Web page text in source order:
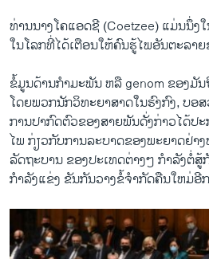
ທ່ານ​ນາງໂຄ​ແອດ​ຊີ (Coetzee) ແມ່ນນຶ່
ໃນໂລກທີ່ໄດ້ເຕືອນໃຫ້​ຄົນ​ຮູ້​ໄພ​ອັນ​ຕະ​ລາ
ຂໍ້ມູນດ້ານ​ກຳ​ມະ​ພັນ​ ຫລື genom ຂອງມັ
ໂດຍພວກນັກວິທະຍາສາດໃນຮົງກົງ, ບອ
ການປາກົດຕົວຂອງ​ສາຍ​ພັນດັ່ງກ່າວໄດ້ປ
ໄພ ກ່ຽວ​ກັບການລະບາດຂອງ​ພະ​ຍາດ​ຢ່
ລັດຖະບານ ຂອງ​ປະ​ເທດ​ຕ່າງໆ ກໍາລັງຕໍ່
ກໍາລັງແຂ່ງ ຂັນກັນ​ວາງຂໍ້ຈໍາກັດຄືນໃຫມ່ອີ